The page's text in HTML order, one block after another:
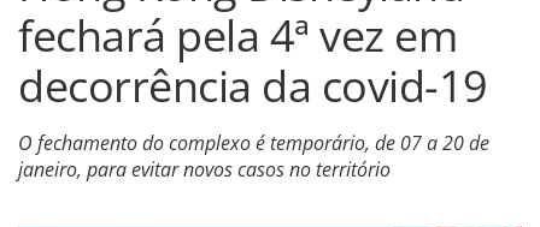
fechará pela 4ª vez em
decorrência da covid-19
O fechamento do complexo é temporário, de 07 a 20 de
janeiro, para evitar novos casos no território